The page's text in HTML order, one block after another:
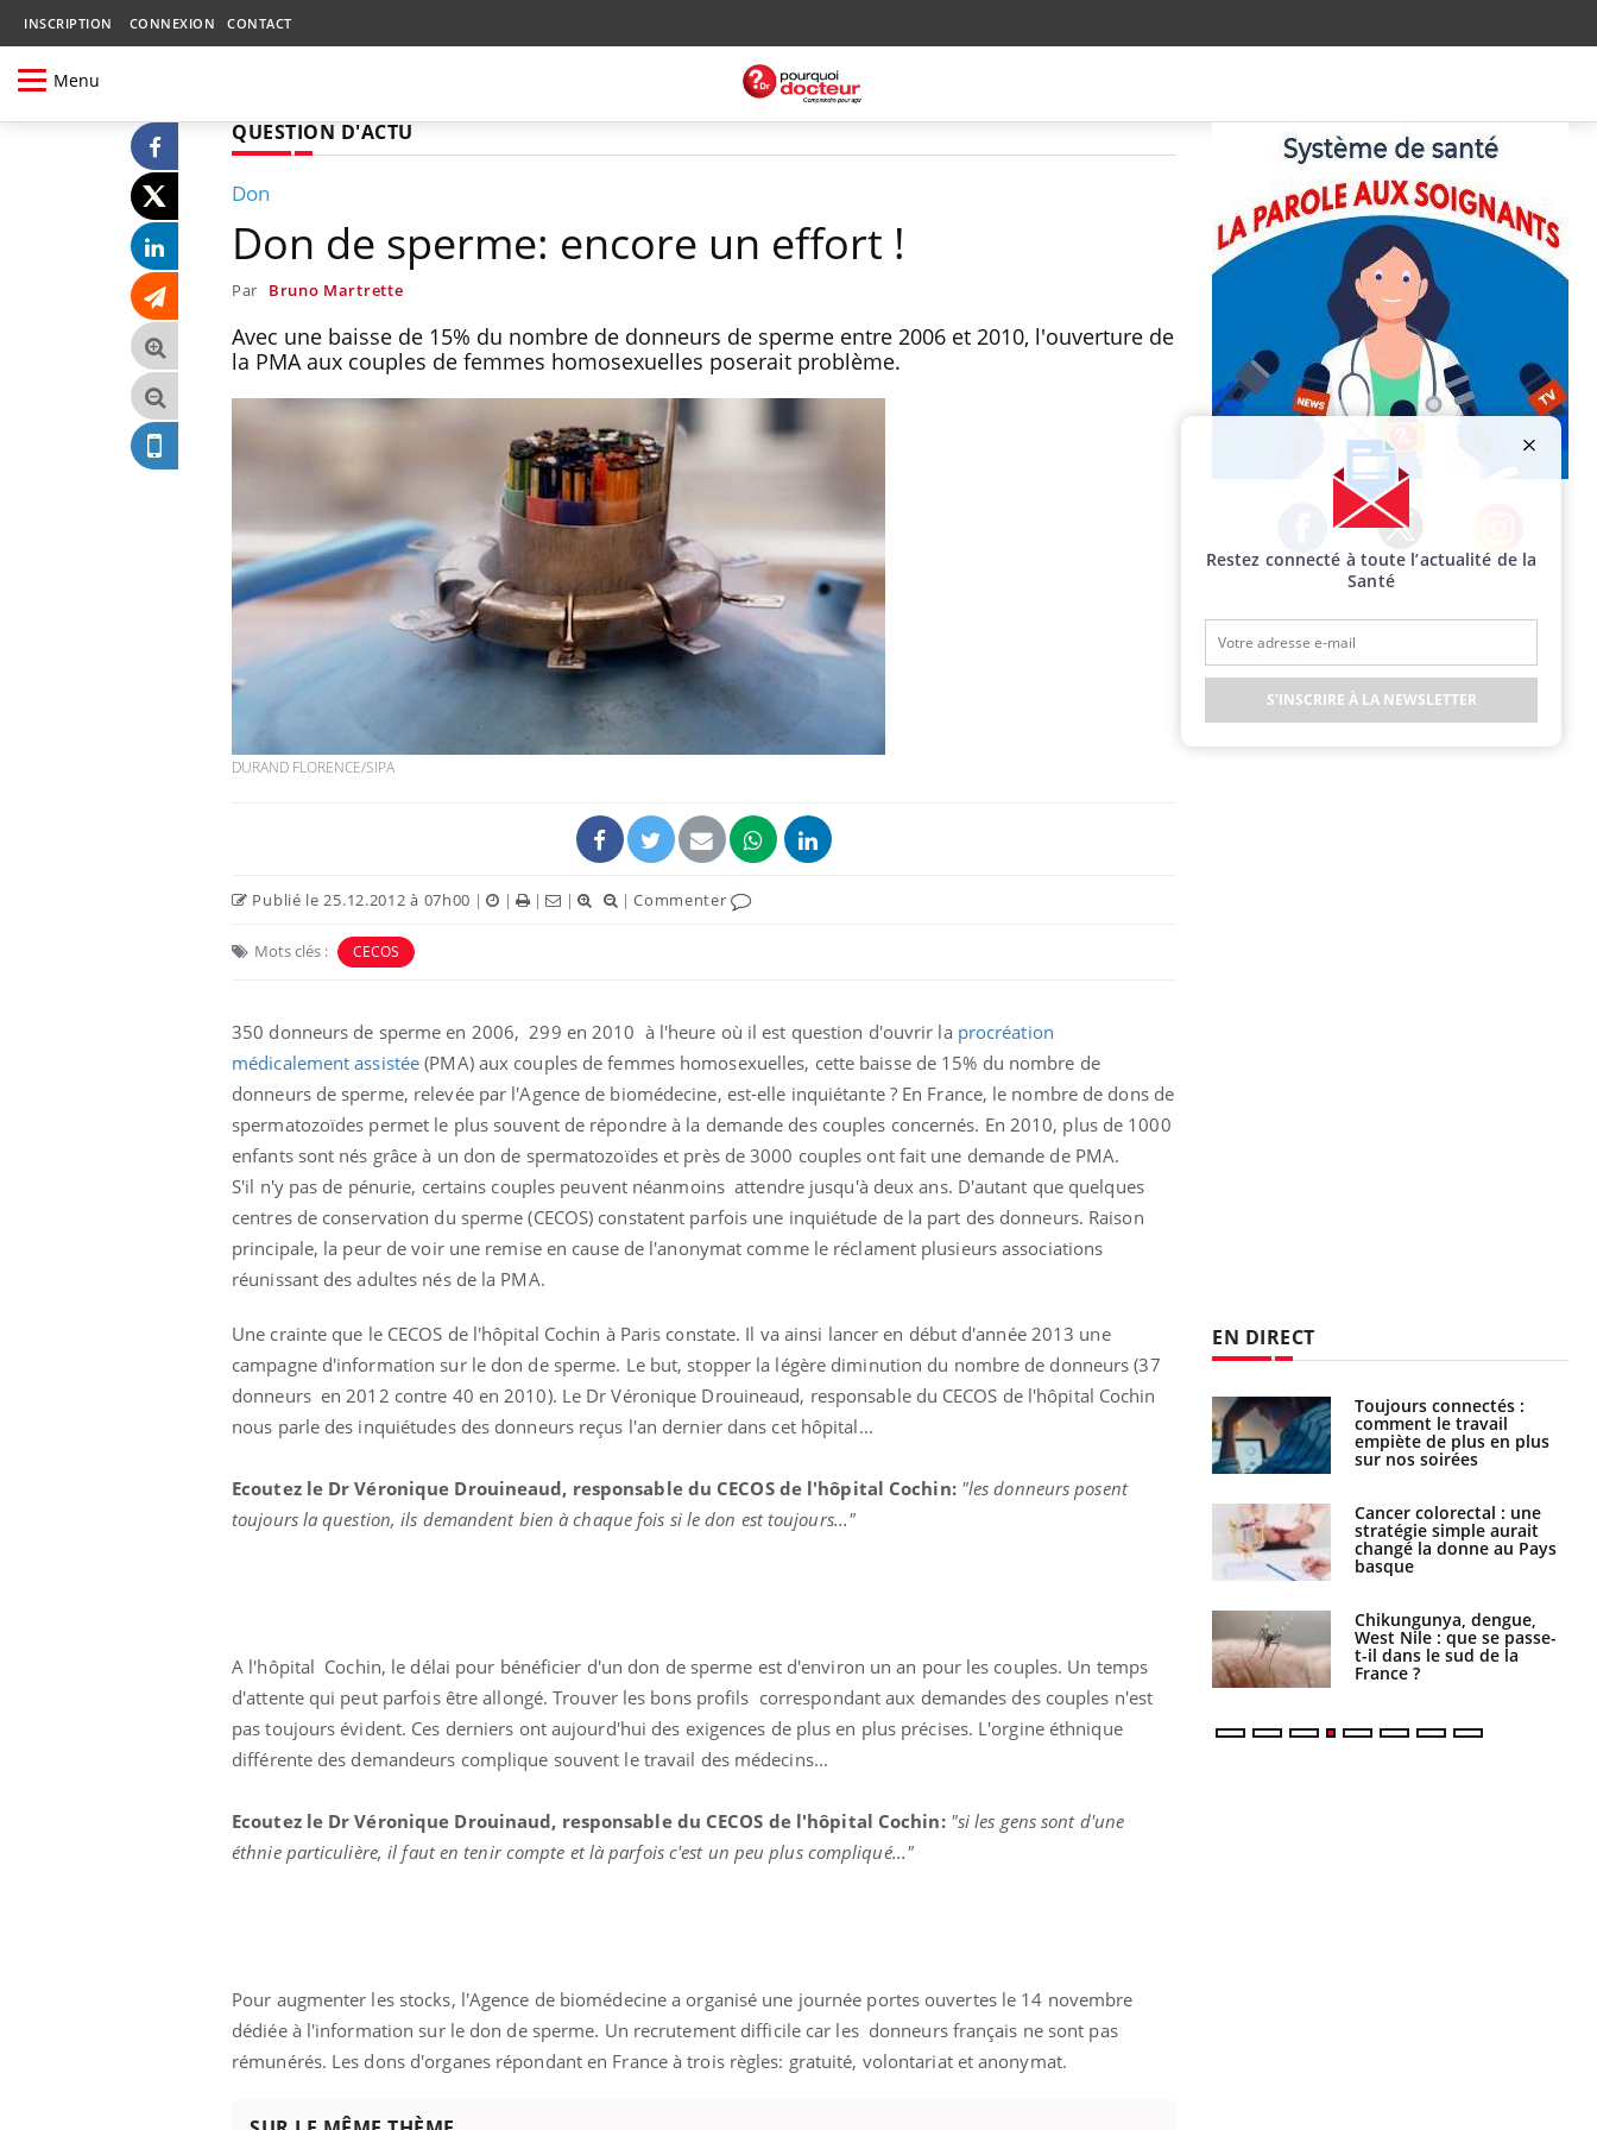
INSCRIPTION CONNEXION CONTACT
Menu
QUESTION D'ACTU
Don
Don de sperme: encore un effort !
Par Bruno Martrette
Avec une baisse de 15% du nombre de donneurs de sperme entre 2006 et 2010, l'ouverture de
la PMA aux couples de femmes homosexuelles poserait problème.
DURAND FLORENCE/SIPA
Publié le 25.12.2012 à 07h00 | | | | |Commenter
Mots clés : CECOS
350 donneurs de sperme en 2006, 299 en 2010 à l'heure où il est question d'ouvrir la procréation
médicalement assistée (PMA) aux couples de femmes homosexuelles, cette baisse de 15% du nombre de
donneurs de sperme, relevée par l'Agence de biomédecine, est-elle inquiétante ? En France, le nombre de dons de
spermatozoïdes permet le plus souvent de répondre à la demande des couples concernés. En 2010, plus de 1000
enfants sont nés grâce à un don de spermatozoïdes et près de 3000 couples ont fait une demande de PMA.
S'il n'y pas de pénurie, certains couples peuvent néanmoins attendre jusqu'à deux ans. D'autant que quelques
centres de conservation du sperme (CECOS) constatent parfois une inquiétude de la part des donneurs. Raison
principale, la peur de voir une remise en cause de l'anonymat comme le réclament plusieurs associations
réunissant des adultes nés de la PMA.
Une crainte que le CECOS de l'hôpital Cochin à Paris constate. Il va ainsi lancer en début d'année 2013 une
campagne d'information sur le don de sperme. Le but, stopper la légère diminution du nombre de donneurs (37
donneurs en 2012 contre 40 en 2010). Le Dr Véronique Drouineaud, responsable du CECOS de l'hôpital Cochin
nous parle des inquiétudes des donneurs reçus l'an dernier dans cet hôpital...
Ecoutez le Dr Véronique Drouineaud, responsable du CECOS de l'hôpital Cochin: "les donneurs posent
toujours la question, ils demandent bien à chaque fois si le don est toujours..."
A l'hôpital Cochin, le délai pour bénéficier d'un don de sperme est d'environ un an pour les couples. Un temps
d'attente qui peut parfois être allongé. Trouver les bons profils correspondant aux demandes des couples n'est
pas toujours évident. Ces derniers ont aujourd'hui des exigences de plus en plus précises. L'orgine éthnique
différente des demandeurs complique souvent le travail des médecins...
Ecoutez le Dr Véronique Drouinaud, responsable du CECOS de l'hôpital Cochin: "si les gens sont d'une
éthnie particulière, il faut en tenir compte et là parfois c'est un peu plus compliqué..."
Pour augmenter les stocks, l'Agence de biomédecine a organisé une journée portes ouvertes le 14 novembre
dédiée à l'information sur le don de sperme. Un recrutement difficile car les donneurs français ne sont pas
rémunérés. Les dons d'organes répondant en France à trois règles: gratuité, volontariat et anonymat.
Facebook Twitter Instagram
EN DIRECT
Les troubles du sommeil
modifient votre cerveau !
Mon enfant est-il trop
sensible ou simplement
pharmacie pour les
vacances ?
Syndrome métabolique :
quels sont les meilleurs
exercices physiques ?
Comment éviter une otite
pendant les vacances ?
en France
Mortalité infantile : un Toujours connectés :
comment le travail
empiète de plus en plus
sur nos soirées
Cancer colorectal : une
stratégie simple aurait
changé la donne au Pays
basque
Chikungunya, dengue,
West Nile : que se passe-
t-il dans le sud de la
France ?
Restez connecté à toute l’actualité de la
Santé
S'INSCRIRE À LA NEWSLETTER